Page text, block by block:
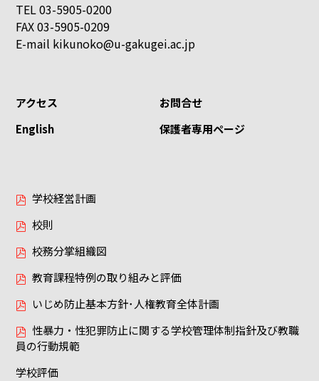
TEL 03-5905-0200
FAX 03-5905-0209
E-mail kikunoko@u-gakugei.ac.jp
アクセス
お問合せ
English
保護者専用ページ
学校経営計画
校則
校務分掌組織図
教育課程特例の取り組みと評価
いじめ防止基本方針･人権教育全体計画
性暴力・性犯罪防止に関する学校管理体制指針及び教職
員の行動規範
学校評価